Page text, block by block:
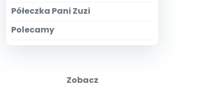
Półeczka Pani Zuzi
Polecamy
Zobacz